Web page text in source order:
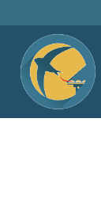
al
contenuto